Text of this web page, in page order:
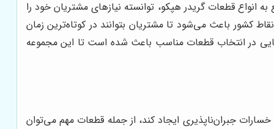
قطعات گريدر هپكو، توانسته نیازهای مشتریان خود را
کشور باعث می‌شود تا مشتریان بتوانند در کوتاه‌ترین زمان
در انتخاب قطعات مناسب باعث شده است تا این مجموعه
جبران‌ناپذیری ایجاد کند، از جمله قطعات مهم می‌توان